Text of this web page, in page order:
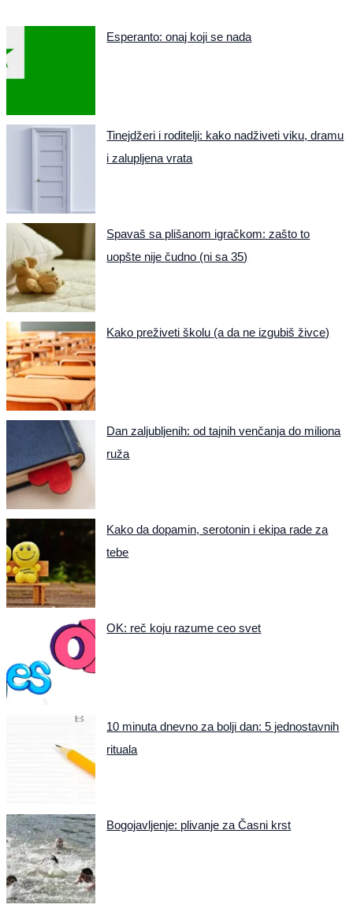
Esperanto: onaj koji se nada
Tinejdžeri i roditelji: kako nadživeti viku, dramu
i zalupljena vrata
Spavaš sa plišanom igračkom: zašto to
uopšte nije čudno (ni sa 35)
Kako preživeti školu (a da ne izgubiš živce)
Dan zaljubljenih: od tajnih venčanja do miliona
ruža
Kako da dopamin, serotonin i ekipa rade za
tebe
OK: reč koju razume ceo svet
10 minuta dnevno za bolji dan: 5 jednostavnih
rituala
Bogojavljenje: plivanje za Časni krst